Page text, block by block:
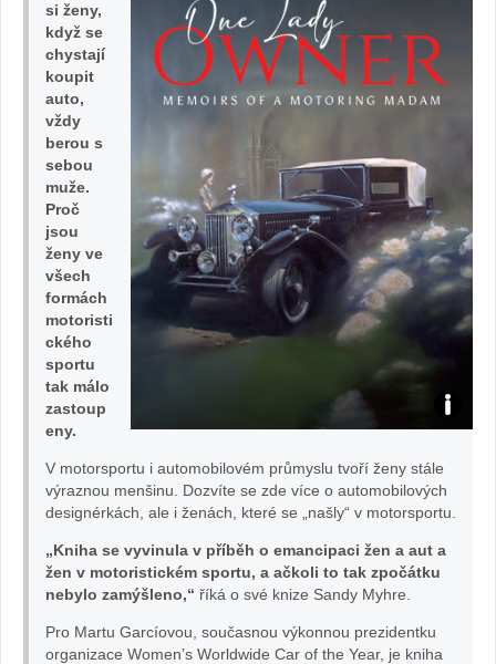
the
Year
audience
at
Show,
si ženy,
když se
chystají
koupit
auto,
vždy
berou s
sebou
muže.
Proč
jsou
ženy ve
všech
formách
motoristi
ckého
sportu
tak málo
zastoup
eny.
V motorsportu i automobilovém průmyslu tvoří ženy stále
výraznou menšinu. Dozvíte se zde více o automobilových
designérkách, ale i ženách, které se „našly“ v motorsportu.
„Kniha se vyvinula v příběh o emancipaci žen a aut a
žen v motoristickém sportu, a ačkoli to tak zpočátku
nebylo zamýšleno,“ říká o své knize Sandy Myhre.
Pro Martu Garcíovou, současnou výkonnou prezidentku
organizace Women’s Worldwide Car of the Year, je kniha